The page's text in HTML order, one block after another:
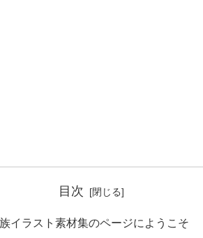
目次
イラスト素材集のページにようこそ